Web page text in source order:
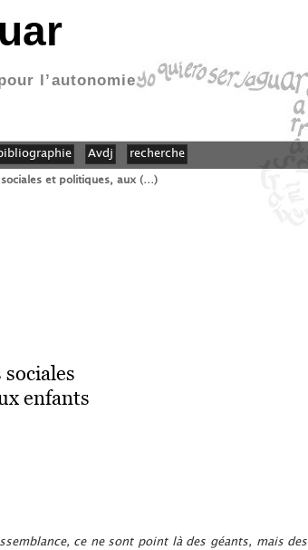
l’autonomie
Avdj recherche
et politiques, aux (…)
enfants
ce ne sont point là des géants, mais des